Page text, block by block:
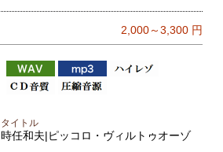
2,000～3,300円
タイトル
時任和夫|ピッコロ・ヴィルトゥオーゾ